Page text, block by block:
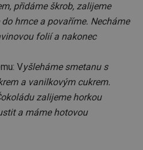
přidáme škrob, zalijeme
hrnce a povaříme. Necháme
folií a nakonec
Vyšleháme smetanu s
a vanilkovým cukrem.
zalijeme horkou
a máme hotovou